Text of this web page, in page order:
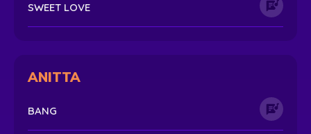
SWEET LOVE
ANITTA
BANG